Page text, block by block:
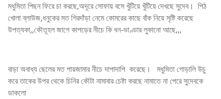
মধুমিতা পিছন ফিরে চা করছে,অদূরে সোফায় বসে খুঁটিয়ে খুঁটিয়ে দেখছে সুদেব। পিঠ
খোলা ব্লাউজ,ধনুকের মত শিরদাঁড়া নেমে কোমরের কাছে বাঁক নিয়ে সৃষ্টি করেছে
উপত্যকা,,কৌতূহল জাগে কাপড়ের নীচে কি ধন-ভাণ্ডার লুকানো আছে,,,
বাড়া অবাধ্য ছেলের মত পায়জামার নীচে দাপাদাপি করেছে। মধুমিতা গোড়ালি উচু
করে তাকের উপর থেকে চিনির কৌটা নামাবার চেষ্টা করছে নামাতে না পেরে সুদেবকে
ডাকলো